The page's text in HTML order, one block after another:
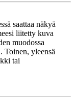
saattaa näkyä
liitetty kuva
muodossa
Toinen, yleensä
tai